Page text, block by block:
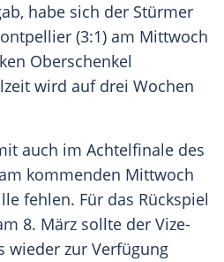
habe sich der Stürmer
(3:1) am Mittwoch
Oberschenkel
wird auf drei Wochen
auch im Achtelfinale des
kommenden Mittwoch
fehlen. Für das Rückspiel
8. März sollte der Vize-
wieder zur Verfügung